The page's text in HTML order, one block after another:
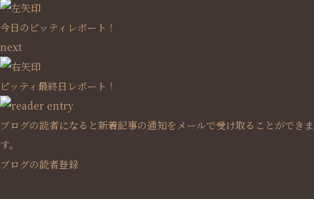
今日のピッティレポート！
next
ピッティ最終日レポート！
ブログの読者になると新着記事の通知をメールで受け取ることができま
す。
ブログの読者登録